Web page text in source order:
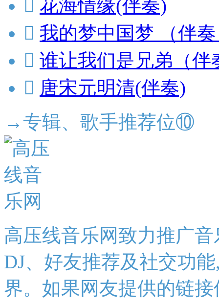
 花海情缘(伴奏)
 我的梦中国梦 （伴
 谁让我们是兄弟（伴
 唐宋元明清(伴奏)
→专辑、歌手推荐位⑩
高压线音乐网致力推广
DJ、好友推荐及社交功
界。如果网友提供的链